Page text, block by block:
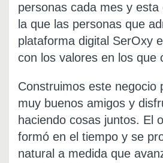
personas cada mes y
la que las personas que
plataforma digital SerOxy
con los valores en los que
Construimos este negocio
muy buenos amigos y
haciendo cosas juntos. El
formó en el tiempo y se
natural a medida que